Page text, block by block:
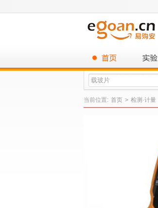
当前位置: 首页 > 检测·计量